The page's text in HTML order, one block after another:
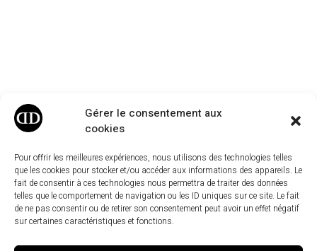
Gérer le consentement aux
cookies
Pour offrir les meilleures expériences, nous utilisons des technologies telles
que les cookies pour stocker et/ou accéder aux informations des appareils. Le
fait de consentir à ces technologies nous permettra de traiter des données
telles que le comportement de navigation ou les ID uniques sur ce site. Le fait
de ne pas consentir ou de retirer son consentement peut avoir un effet négatif
sur certaines caractéristiques et fonctions.